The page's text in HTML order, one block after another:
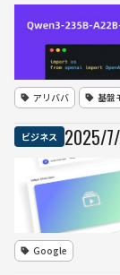
アリババ 基盤
ビジネス 2025/7/
Google